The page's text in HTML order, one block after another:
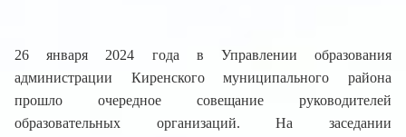
26 января 2024 года в Управлении образования
администрации Киренского муниципального района
прошло очередное совещание руководителей
образовательных организаций. На заседании